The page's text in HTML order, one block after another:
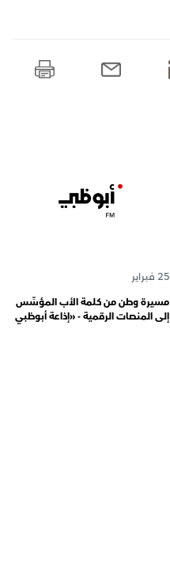
25 فبراير
مسيرة وطن من كلمة الأب المؤسِّس
إلى المنصات الرقمية - «إذاعة أبوظبي